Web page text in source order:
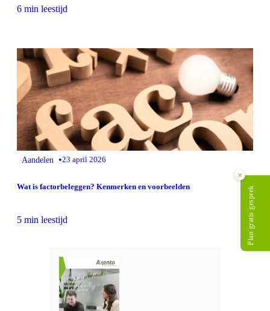
6 min leestijd
Aandelen •23 april 2026
Wat is factorbeleggen? Kenmerken en voorbeelden
5 min leestijd
×
Plan gratis gesprek